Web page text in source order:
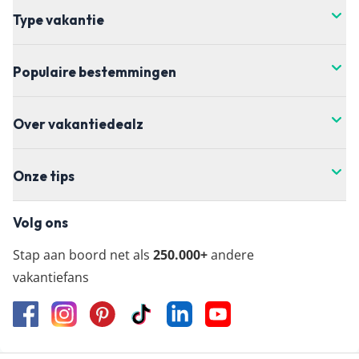
Type vakantie
Populaire bestemmingen
Over vakantiedealz
Onze tips
Volg ons
Stap aan boord net als 250.000+andere
vakantiefans